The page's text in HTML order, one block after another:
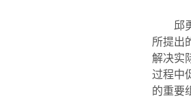
邱
所提出
解决实
过程中
的重要